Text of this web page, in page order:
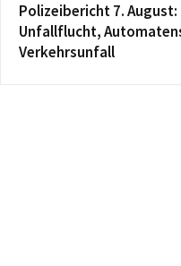
Polizeibericht 7.
Unfallflucht,
Verkehrsunfall